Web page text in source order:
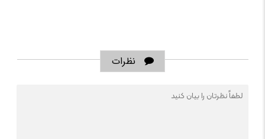
نظرات